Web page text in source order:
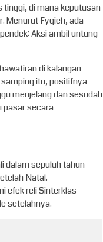
di mana keputusan
Menurut Fyqieh, ada
Aksi ambil untung
di kalangan
samping itu, positifnya
menjelang dan sesudah
pasar secara
dalam sepuluh tahun
Natal.
efek reli Sinterklas
setelahnya.